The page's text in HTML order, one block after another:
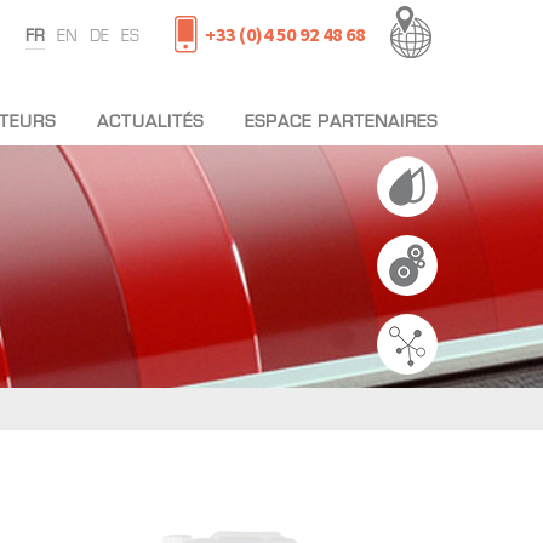
FR EN DE ES +33 (0)4 50 92 48 68
ACTUALITÉS ESPACE PARTENAIRES